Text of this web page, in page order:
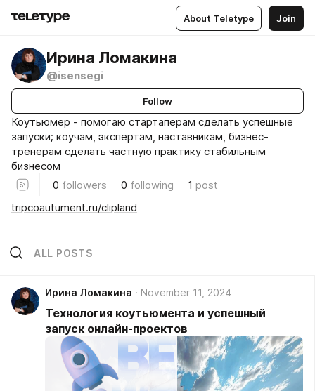
About Teletype Join
Ирина Ломакина
@isensegi
Follow
Коутьюмер - помогаю стартаперам сделать успешные
запуски; коучам, экспертам, наставникам, бизнес-
тренерам сделать частную практику стабильным
бизнесом
0 followers 0 following 1 post
tripcoautument.ru/clipland
ALL POSTS
Ирина Ломакина November 11, 2024
Технология коутьюмента и успешный
запуск онлайн-проектов